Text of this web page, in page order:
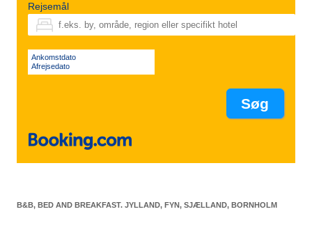
Rejsemål
Ankomstdato
Afrejsedato
B&B, BED AND BREAKFAST. JYLLAND, FYN, SJÆLLAND, BORNHOLM